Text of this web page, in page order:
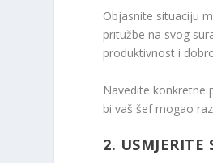
Objasnite situaciju
pritužbe na svog
produktivnost i
Navedite konkretne
bi vaš šef mogao
2. USMJERITE